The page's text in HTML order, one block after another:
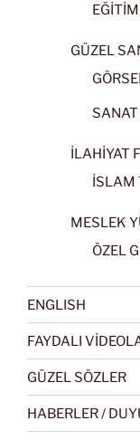
GÜZEL
SANAT
İLAHİYAT
İSLAM
MESLEK
ÖZEL
ENGLISH
FAYDALI
GÜZEL SÖZLER
HABERLER /